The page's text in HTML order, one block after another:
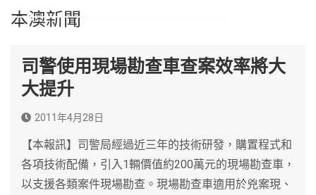
本澳新聞
司警使用現場勘查車查案效率將大
大提升
2011年4月28日
【本報訊】司警局經過近三年的技術研發，購置程式和
各項技術配備，引入1輛價值約200萬元的現場勘查車，
以支援各類案件現場勘查。現場勘查車適用於兇案現、